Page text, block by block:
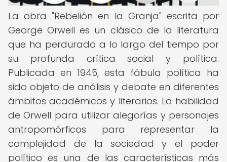
La obra "Rebelión en la Granja" escrita por
George Orwell es un clásico de la literatura
que ha perdurado a lo largo del tiempo por
su profunda crítica social y política.
Publicada en 1945, esta fábula política ha
sido objeto de análisis y debate en diferentes
ámbitos académicos y literarios. La habilidad
de Orwell para utilizar alegorías y personajes
antropomórficos para representar la
complejidad de la sociedad y el poder
político es una de las características más